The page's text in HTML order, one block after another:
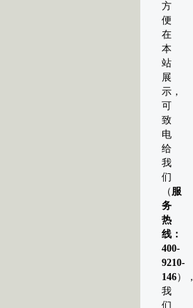
方
便
在
本
站
展
示，
可
致
电
给
我
们
（ 服
务
热
线：
400-
9210-
146）
我
们